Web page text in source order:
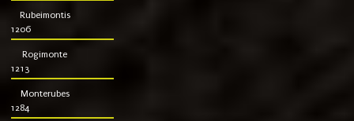
Rubeimontis
1206
Rogimonte
1213
Monterubes
1284